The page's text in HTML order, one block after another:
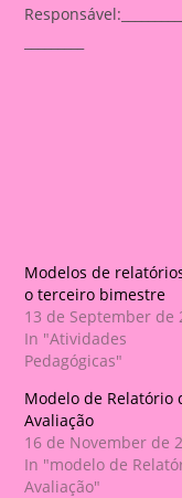
Modelos de
o terceiro bimestre
13 de September de
In "Atividades
Pedagógicas"
Modelo de Relatório
Avaliação
16 de November de
In "modelo de
Avaliação"